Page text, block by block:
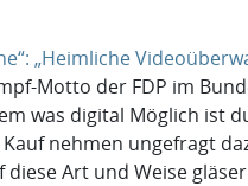
„Heimliche
Motto der FDP im
was digital Möglich ist
nehmen ungefragt
diese Art und Weise